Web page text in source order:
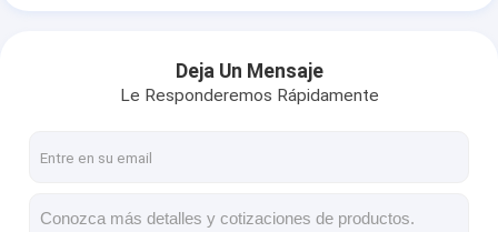
Deja Un Mensaje
Le Responderemos Rápidamente